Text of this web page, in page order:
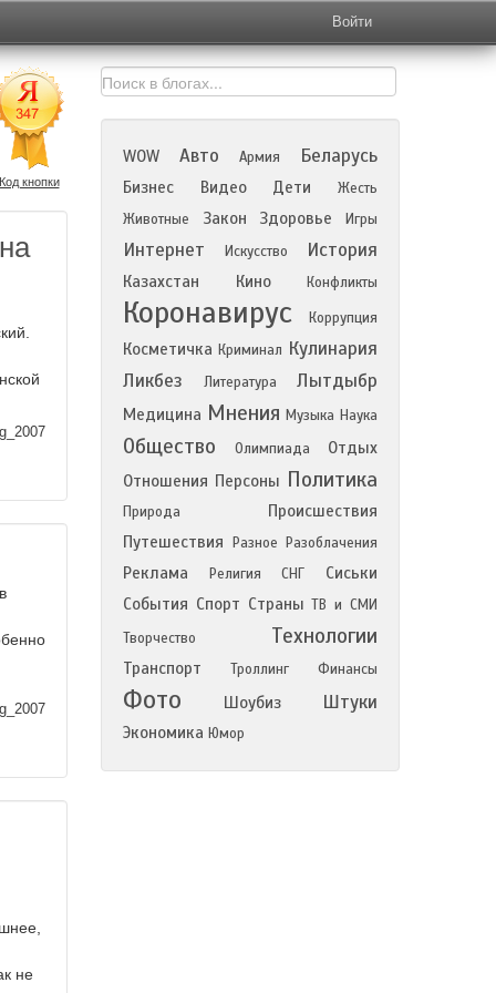
Войти
Код кнопки
не
WOW Авто Армия Беларусь
Бизнес Видео Дети
Жесть
Животные
Закон Здоровье Игры
Интернет Искусство История
Казахстан Кино Конфликты
Коронавирус Коррупция
Косметичка Криминал Кулинария
Ликбез
Литература Лытдыбр
Медицина Мнения Музыка Наука
Общество Олимпиада
Отдых
Отношения Персоны Политика
Природа
Происшествия
Путешествия
Разное Разоблачения
Реклама Религия СНГ
Сиськи
События Спорт Страны ТВ и СМИ
Творчество
Технологии
Транспорт Троллинг Финансы
Фото Шоубиз Штуки
Экономика Юмор